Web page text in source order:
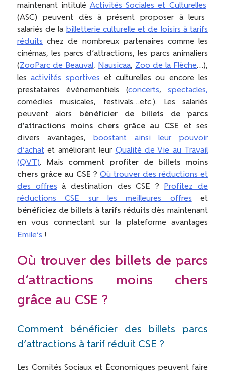
maintenant intitulé Activités Sociales et Culturelles
(ASC) peuvent dès à présentproposer à leurs
salariés de la billetterie culturelle et de loisirs à tarifs
réduits chez de nombreux partenaires comme les
cinémas, les parcs d’attractions, les parcs animaliers
(ZooParc de Beauval, Nausicaa, Zoo de la Flèche…),
lesactivités sportives et culturelles ou encore les
prestataires événementiels (concerts,spectacles,
comédies musicales, festivals…etc.).
Les salariés
peuvent alors
bénéficier de billets de parcs
d’attractions moins chers grâce au CSE et ses
divers avantages, boostant ainsi leur pouvoir
d’achat et améliorant leur Qualité de Vie au Travail
(QVT). Mais comment profiter de billets moins
chers grâce au CSE ? Où trouver des réductions et
des offres à destination des CSE ?
Profitez de
réductions CSE sur les meilleures offres et
bénéficiez de billets à tarifs réduitsdès maintenant
en vous connectant sur la plateforme avantages
Emile’s !
Où trouver des billets de parcs
d’attractions moins chers
grâce au CSE ?
Comment bénéficier des billets parcs
d’attractions à tarif réduit CSE ?
Les Comités Sociaux et Économiques peuvent faire